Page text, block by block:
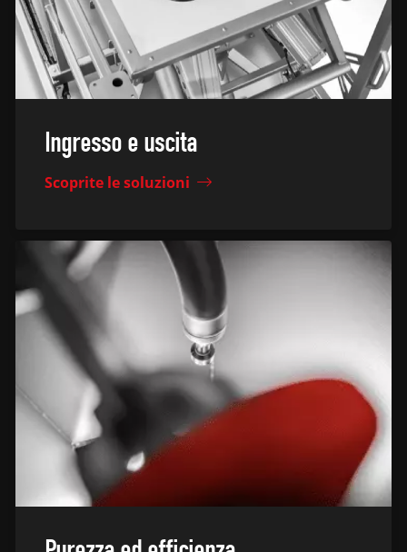
Ingresso e uscita
Scoprite le soluzioni